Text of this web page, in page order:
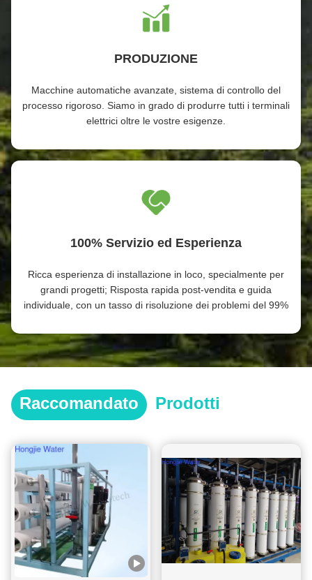
PRODUZIONE
Macchine automatiche avanzate, sistema di controllo del
processo rigoroso. Siamo in grado di produrre tutti i terminali
elettrici oltre le vostre esigenze.
100% Servizio ed Esperienza
Ricca esperienza di installazione in loco, specialmente per
grandi progetti; Risposta rapida post-vendita e guida
individuale, con un tasso di risoluzione dei problemi del 99%
Raccomandato Prodotti